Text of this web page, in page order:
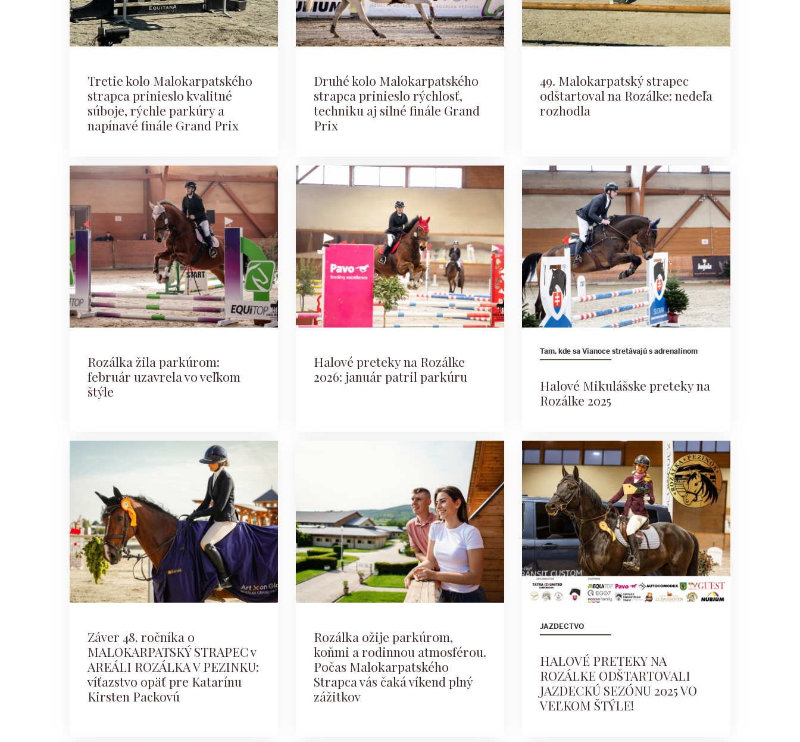
Tretie kolo Malokarpatského
strapca prinieslo kvalitné
súboje, rýchle parkúry a
napínavé finále Grand Prix
Druhé kolo Malokarpatského
strapca prinieslo rýchlosť,
techniku aj silné finále Grand
Prix
49. Malokarpatský strapec
odštartoval na Rozálke: nedeľa
rozhodla
Rozálka žila parkúrom:
február uzavrela vo veľkom
štýle
Halové preteky na Rozálke
2026: január patril parkúru
Tam, kde sa Vianoce stretávajú s adrenalínom
Halové Mikulášske preteky na
Rozálke 2025
Záver 48. ročníka o
MALOKARPATSKÝ STRAPEC v
AREÁLI ROZÁLKA V PEZINKU:
víťazstvo opäť pre Katarínu
Kirsten Packovú
Rozálka ožije parkúrom,
koňmi a rodinnou atmosférou.
Počas Malokarpatského
Strapca vás čaká víkend plný
zážitkov
JAZDECTVO
HALOVÉ PRETEKY NA
ROZÁLKE ODŠTARTOVALI
JAZDECKÚ SEZÓNU 2025 VO
VEĽKOM ŠTÝLE!